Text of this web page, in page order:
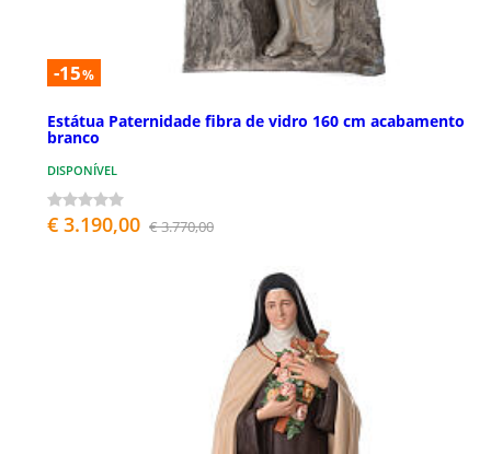
-15%
Estátua Paternidade fibra de vidro 160 cm acabamento
branco
DISPONÍVEL
€ 3.190,00 € 3.770,00